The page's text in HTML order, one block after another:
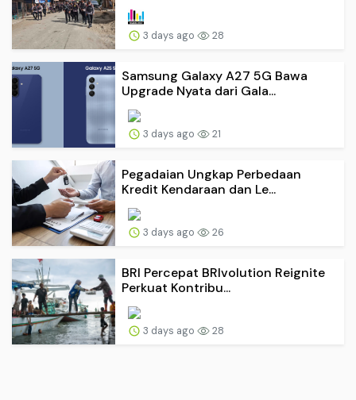
3 days ago 28
Samsung Galaxy A27 5G Bawa
Upgrade Nyata dari Gala...
3 days ago 21
Pegadaian Ungkap Perbedaan
Kredit Kendaraan dan Le...
3 days ago 26
BRI Percepat BRIvolution Reignite
Perkuat Kontribu...
3 days ago 28